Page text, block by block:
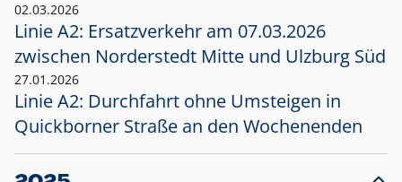
02.03.2026
Linie A2: Ersatzverkehr am 07.03.2026
zwischen Norderstedt Mitte und Ulzburg Süd
27.01.2026
Linie A2: Durchfahrt ohne Umsteigen in
Quickborner Straße an den Wochenenden